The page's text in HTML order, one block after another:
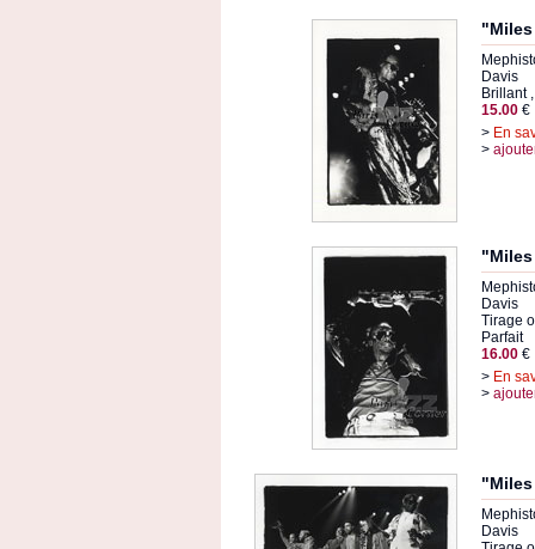
"Miles
Davis
Brillant
15.00 €
> En
>
Davis
Tirage
Parfait
16.00 €
> En
>
Davis